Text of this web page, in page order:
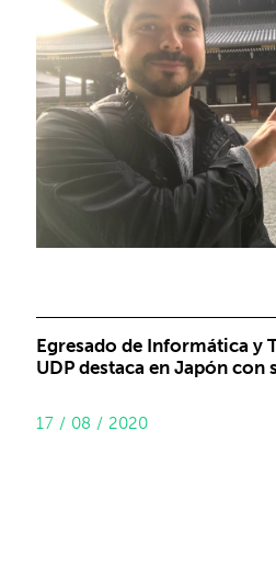
Egresado de Informática y
UDP destaca en Japón
17 / 08 / 2020